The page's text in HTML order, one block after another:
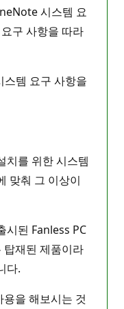
시스템 요
구 사항을 따라
템 요구 사항을
치를 위한 시스템
맞춰 그 이상이
시된 Fanless PC
재된 제품이라
다.
을 해보시는 것